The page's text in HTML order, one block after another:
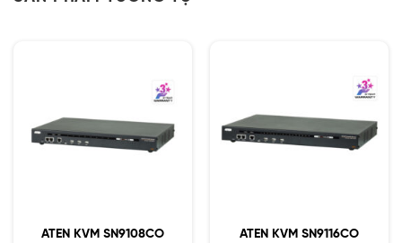
ATEN KVM SN9108CO
ATEN KVM SN9116CO